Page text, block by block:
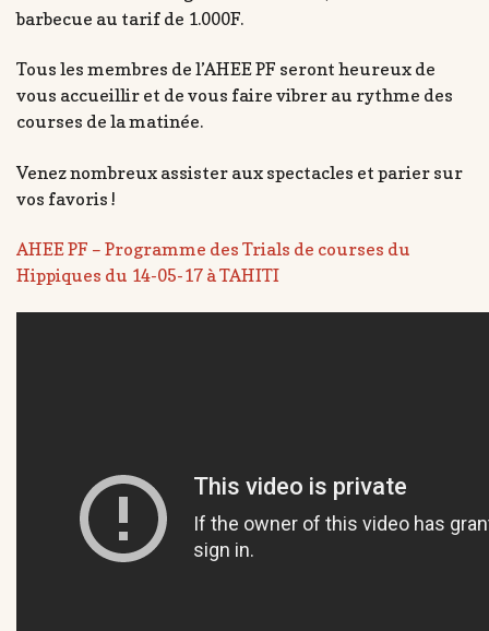
barbecue au tarif de 1.000F.
Tous les membres de l’AHEE PF seront heureux de
vous accueillir et de vous faire vibrer au rythme des
courses de la matinée.
Venez nombreux assister aux spectacles et parier sur
vos favoris !
AHEE PF – Programme des Trials de courses du
Hippiques du 14-05-17 à TAHITI